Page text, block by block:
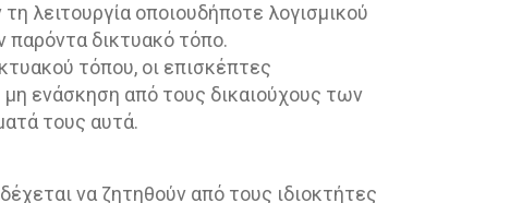
λειτουργία οποιουδήποτε λογισμικού
παρόντα δικτυακό τόπο.
τόπου, οι επισκέπτες
μη ενάσκηση από τους δικαιούχους των
τους αυτά.
να ζητηθούν από τους ιδιοκτήτες